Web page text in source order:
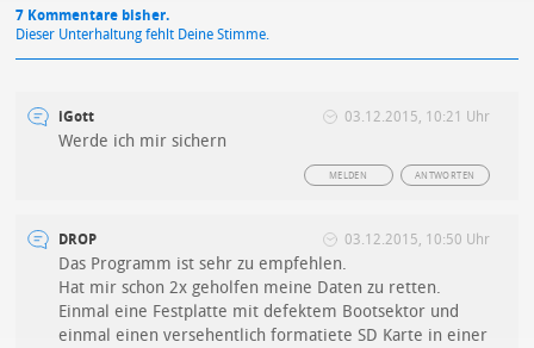
7 Kommentare bisher.
Dieser Unterhaltung fehlt Deine Stimme.
iGott 03.12.2015, 10:21 Uhr
Werde ich mir sichern
ANTWORTEN
MELDEN
DROP 03.12.2015, 10:50 Uhr
Das Programm ist sehr zu empfehlen.
Hat mir schon 2x geholfen meine Daten zu retten.
Einmal eine Festplatte mit defektem Bootsektor und
einmal einen versehentlich formatiete SD Karte in einer